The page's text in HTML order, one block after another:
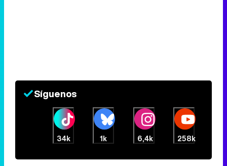
Síguenos
34k 1k 6,4k 258k